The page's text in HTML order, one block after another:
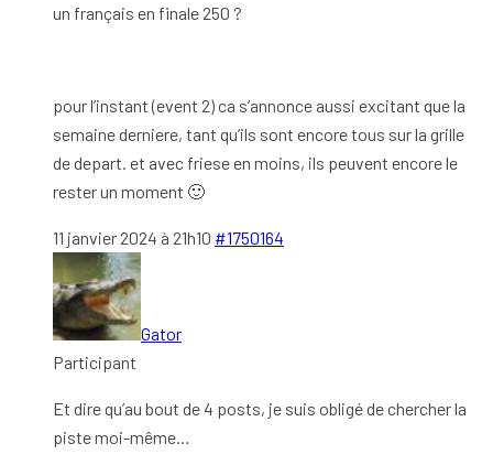
un français en finale 250 ?
pour l’instant (event 2) ca s’annonce aussi excitant que la
semaine derniere, tant qu’ils sont encore tous sur la grille
de depart. et avec friese en moins, ils peuvent encore le
rester un moment 🙂
11 janvier 2024 à 21h10 #1750164
Gator
Participant
Et dire qu’au bout de 4 posts, je suis obligé de chercher la
piste moi-même…